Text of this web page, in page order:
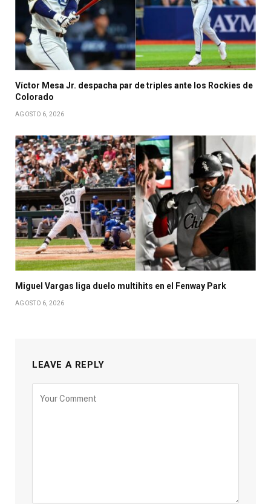
Víctor Mesa Jr. despacha par de triples ante los Rockies de
Colorado
AGOSTO 6, 2026
Miguel Vargas liga duelo multihits en el Fenway Park
AGOSTO 6, 2026
LEAVE A REPLY